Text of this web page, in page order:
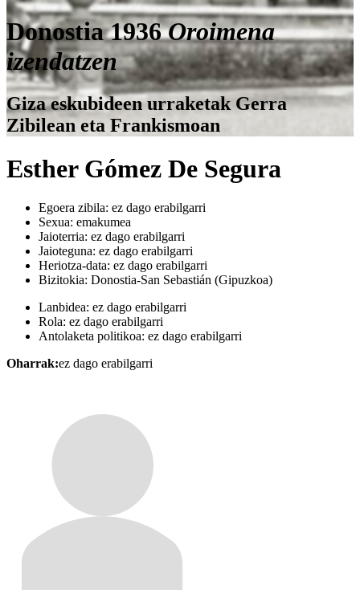
Donostia 1936Oroimena
izendatzen
Giza eskubideen urraketak Gerra
Zibilean eta Frankismoan
Esther Gómez De Segura
Egoera zibila: ez dago erabilgarri
Sexua: emakumea
Jaioterria: ez dago erabilgarri
Jaioteguna: ez dago erabilgarri
Heriotza-data: ez dago erabilgarri
Bizitokia: Donostia-San Sebastián (Gipuzkoa)
Lanbidea: ez dago erabilgarri
Rola: ez dago erabilgarri
Antolaketa politikoa: ez dago erabilgarri
Oharrak:ez dago erabilgarri